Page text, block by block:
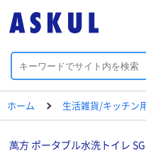
ホーム 生活雑貨/キッチン
萬方 ポータブル水洗トイレ